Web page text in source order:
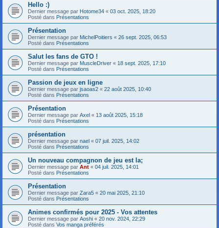
Hello :)
Dernier message par Hotome34 « 03 oct. 2025, 18:20
Posté dans Présentations
Présentation
Dernier message par MichelPoitiers « 26 sept. 2025, 06:53
Posté dans Présentations
Salut les fans de GTO !
Dernier message par MuscleDriver « 18 sept. 2025, 17:10
Posté dans Présentations
Passion de jeux en ligne
Dernier message par jsaoas2 « 22 août 2025, 10:40
Posté dans Présentations
Présentation
Dernier message par Axel « 13 août 2025, 15:18
Posté dans Présentations
présentation
Dernier message par nael « 07 juil. 2025, 14:02
Posté dans Présentations
Un nouveau compagnon de jeu est la;
Dernier message par Ant « 04 juil. 2025, 14:01
Posté dans Présentations
Présentation
Dernier message par Zara5 « 20 mai 2025, 21:10
Posté dans Présentations
Animes confirmés pour 2025 - Vos attentes
Dernier message par Aoshi « 20 nov. 2024, 22:29
Posté dans Vos manga préférés